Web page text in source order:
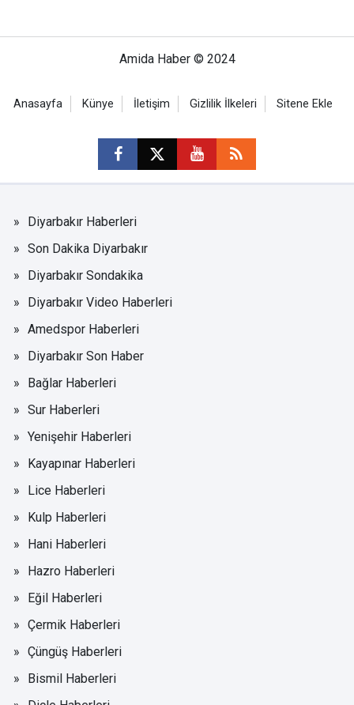
Amida Haber © 2024
Anasayfa Künye İletişim Gizlilik İlkeleri Sitene Ekle
Diyarbakır Haberleri
Son Dakika Diyarbakır
Diyarbakır Sondakika
Diyarbakır Video Haberleri
Amedspor Haberleri
Diyarbakır Son Haber
Bağlar Haberleri
Sur Haberleri
Yenişehir Haberleri
Kayapınar Haberleri
Lice Haberleri
Kulp Haberleri
Hani Haberleri
Hazro Haberleri
Eğil Haberleri
Çermik Haberleri
Çüngüş Haberleri
Bismil Haberleri